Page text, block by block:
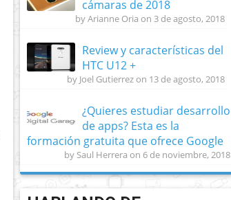
cámaras de 2018
by Arianne Oria on 3 de agosto, 2018
Review y características del
HTC U12 +
by Joel Gutierrez on 13 de agosto, 2018
¿Quieres estudiar desarrollo
de apps? Esta es la
formación gratuita que ofrece Google
by Saul Herrera on 6 de noviembre, 2018